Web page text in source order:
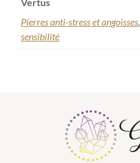
Pierres anti-stress et angoisses,
sensibilité